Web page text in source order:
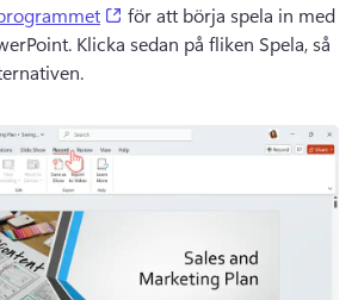
(opens in a new tab)
för att börja spela in med
Klicka sedan på fliken Spela, så